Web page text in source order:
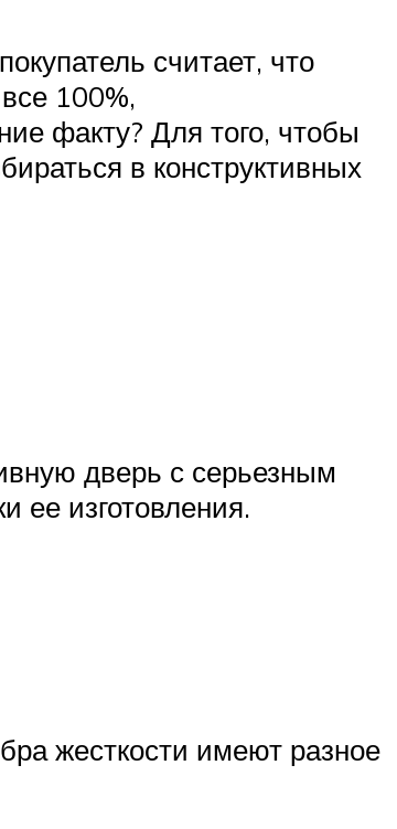
считает, что
100%,
факту? Для того, чтобы
в конструктивных
дверь с серьезным
ее изготовления.
жесткости имеют разное